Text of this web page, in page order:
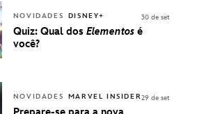
DISNEY
NOVIDADES DISNEY+
Quiz: Qual dos Elementos é
você?
30 de set
NOVIDADES MARVEL INSIDER29 de set